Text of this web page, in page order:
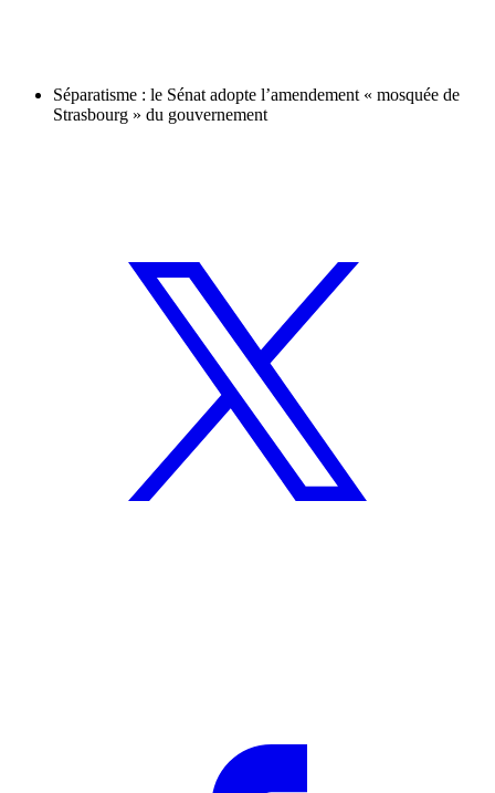
Séparatisme : le Sénat adopte l’amendement « mosquée de
Strasbourg » du gouvernement